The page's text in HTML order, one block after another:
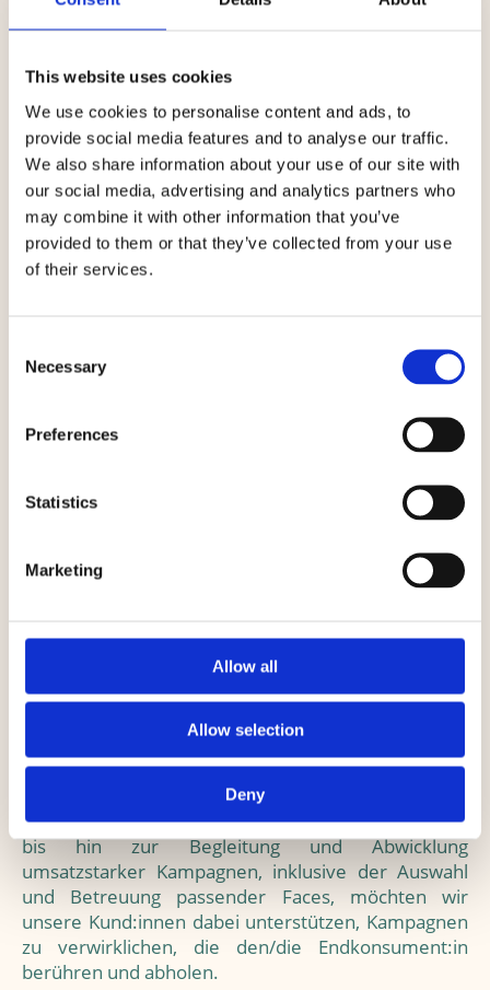
This website uses cookies
We use cookies to personalise content and ads, to
provide social media features and to analyse our traffic.
We also share information about your use of our site with
our social media, advertising and analytics partners who
may combine it with other information that you’ve
provided to them or that they’ve collected from your use
of their services.
Selection
Necessary
Preferences
Statistics
Marketing
Allow all
Allow selection
Deny
Wir beobachten häufig, dass die Zusammenarbeit
von Managements und Kund:innen sehr zahlen- und
erfolgsgeprägt ist und der Fokus auf den
Kernaspekt des Brandfits schnell verloren geht. So
erhalten wir häufig Briefings und inhaltliche
Vorgaben, die sehr unauthentisch sind, sehr
abverkaufsorientiert scheinen und wenig Spielraum
für innovative und kreative Umsetzungsideen
Managements bei dem Pitch ihrer Künstler:innen an
Fokus auf den Inhaltlichen Fit und die
Wir haben es uns zum Ziel gesetzt, Brand-
Partnerships mit der notwendigen Transparenz und
einem Auge auf ein beidseitig perfekt abgestimmtes
Partnerschaften zu kreieren.
Influencerkampagnen unerfahren sind.
Diesbezüglich ist es uns ein Anliegen,
und ihnen die wichtigsten Know-Howsmithilfe
individueller Beratungsgespräche
geben. Von der Konzeption, Planung und Gestaltung
bis hin zur Begleitung und Abwicklung
umsatzstarker Kampagnen, inklusive der Auswahl
und Betreuung passender Faces, möchten wir
unsere Kund:innen dabei unterstützen, Kampagnen
zu verwirklichen, die den/die Endkonsument:in
berühren und abholen.